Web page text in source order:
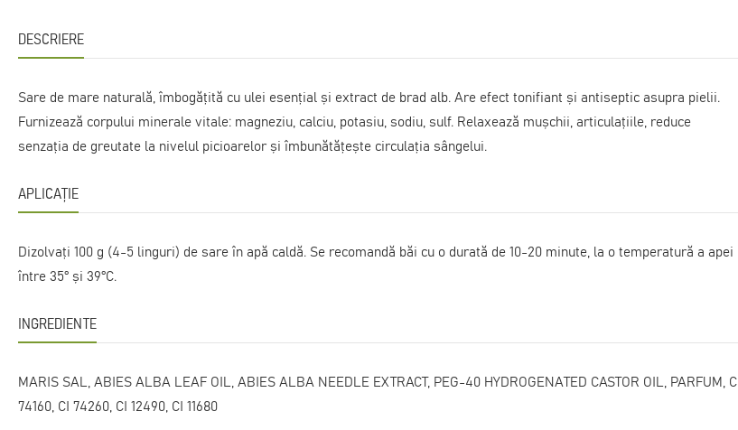
DESCRIERE
Sare de mare naturală, îmbogățită cu ulei esențial și extract de brad alb. Are efect tonifiant și antiseptic asupra pielii.
Furnizează corpului minerale vitale: magneziu, calciu, potasiu, sodiu, sulf. Relaxează mușchii, articulațiile, reduce
senzația de greutate la nivelul picioarelor și îmbunătățește circulația sângelui.
APLICAȚIE
Dizolvați 100 g (4-5 linguri) de sare în apă caldă. Se recomandă băi cu o durată de 10-20 minute, la o temperatură a apei
între 35° şi 39°C.
INGREDIENTE
MARIS SAL, ABIES ALBA LEAF OIL, ABIES ALBA NEEDLE EXTRACT, PEG-40 HYDROGENATED CASTOR OIL, PARFUM, CI
74160, CI 74260, CI 12490, CI 11680